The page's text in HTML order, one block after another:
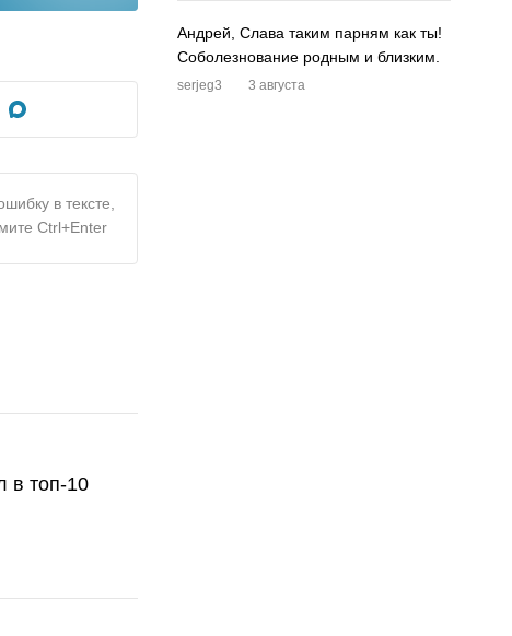
в тексте,
Ctrl+Enter
в топ-10
Андрей, Слава таким парням как ты!
Соболезнование родным и близким.
serjeg3 3 августа